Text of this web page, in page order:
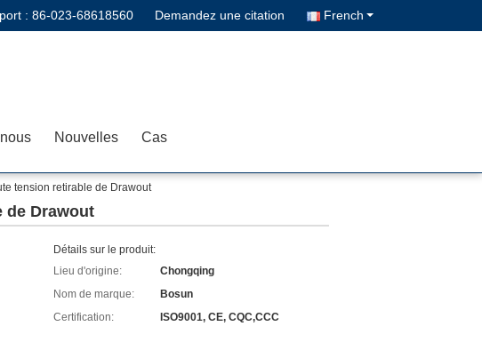
: 86-023-68618560 Demandez une citation French
Nouvelles Cas
tension retirable de Drawout
de Drawout
Détails sur le produit:
Lieu d'origine:
Chongqing
Nom de marque:
Bosun
Certification:
ISO9001, CE, CQC,CCC